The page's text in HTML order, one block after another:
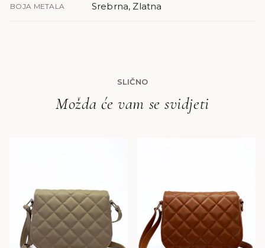
BOJA METALA Srebrna, Zlatna
SLIČNO
Možda će vam se svidjeti